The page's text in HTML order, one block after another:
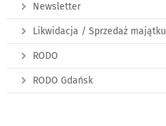
Newsletter
Likwidacja / Sprzedaż majątku
RODO
RODO Gdańsk